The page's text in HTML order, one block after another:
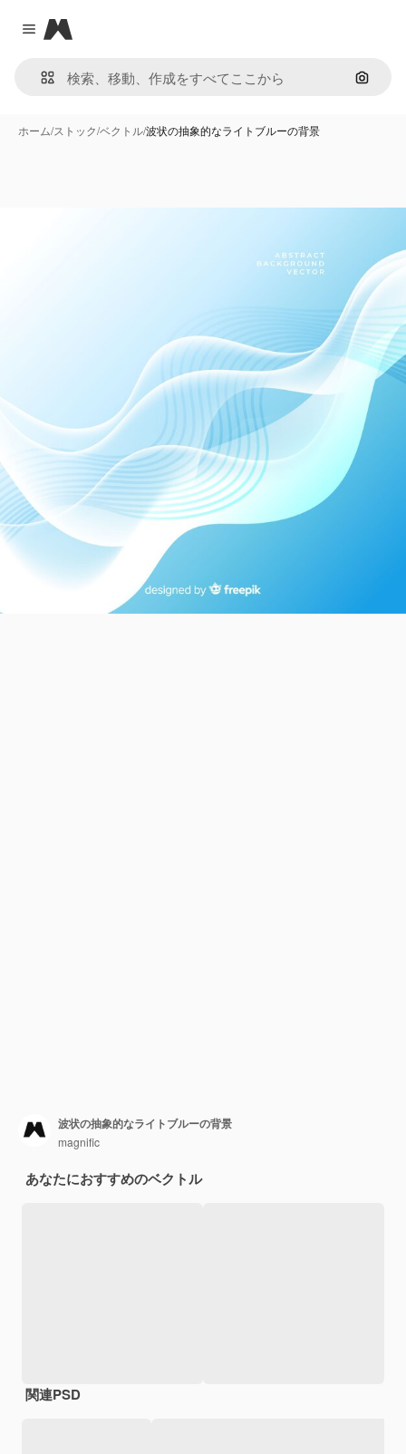
Close menu
Magnific
画像で
ホーム/ストック/ベクトル/波状の抽象的なライトブルーの背景
波状の抽象的なライトブルーの背景
magnific
あなたにおすすめのベクトル
関連PSD